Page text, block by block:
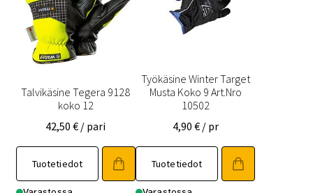
Talvikäsine Tegera 9128
koko 12
42,50€ / pari
Tuotetiedot
Työkäsine Winter Target
Musta Koko 9 Art.Nro
10502
4,90 € / pr
Tuotetiedot